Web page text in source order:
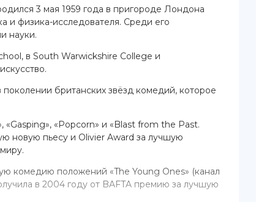
3 мая 1959 года в пригороде Лондона
и физика-исследователя. Среди его
науки.
в South Warwickshire College и
британских звёзд комедий, которое
«Gasping», «Popcorn» и «Blast from the Past.
новую пьесу и Olivier Award за лучшую
комедию положений «The Young Ones» (канал
в 2004 году от BAFTA премию за лучшую